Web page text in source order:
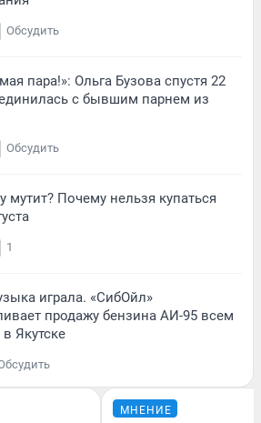
Обсудить
пара!»: Ольга Бузова спустя 22
с бывшим парнем из
Обсудить
мутит? Почему нельзя купаться
1
играла. «СибОйл»
продажу бензина АИ-95 всем
Якутске
МНЕНИЕ